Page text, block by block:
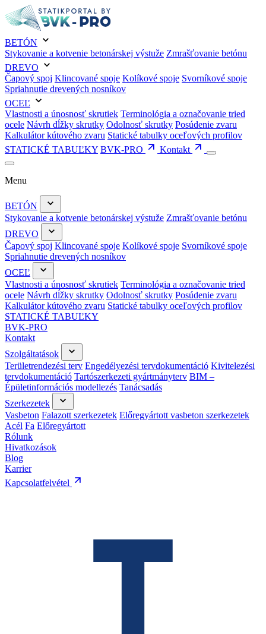
BETÓN
Stykovanie a kotvenie betonárskej výstuže Zmrašťovanie betónu
DREVO
Čapový spoj Klincované spoje Kolíkové spoje Svorníkové spoje
Spriahnutie drevených nosníkov
OCEĽ
Vlastnosti a únosnosť skrutiek Terminológia a označovanie tried
ocele Návrh dĺžky skrutky Odolnosť skrutky Posúdenie zvaru
Kalkulátor kútového zvaru Statické tabulky oceľových profilov
STATICKÉ TABUĽKY BVK-PRO Kontakt
Menu
BETÓN
Stykovanie a kotvenie betonárskej výstuže Zmrašťovanie betónu
DREVO
Čapový spoj Klincované spoje Kolíkové spoje Svorníkové spoje
Spriahnutie drevených nosníkov
OCEĽ
Vlastnosti a únosnosť skrutiek Terminológia a označovanie tried
ocele Návrh dĺžky skrutky Odolnosť skrutky Posúdenie zvaru
Kalkulátor kútového zvaru Statické tabulky oceľových profilov
STATICKÉ TABUĽKY
BVK-PRO
Kontakt
Szolgáltatások
Területrendezési terv Engedélyezési tervdokumentáció Kivitelezési
tervdokumentáció Tartószerkezeti gyártmányterv BIM –
Épületinformációs modellezés Tanácsadás
Szerkezetek
Vasbeton Falazott szerkezetek Előregyártott vasbeton szerkezetek
Acél Fa Előregyártott
Rólunk
Hivatkozások
Blog
Karrier
Kapcsolatfelvétel